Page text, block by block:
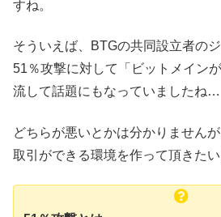
すね。
そういえば、BTGの共同設立者の
51％攻撃に対して「ビットメイン
流して話題にもなっていましたね…
どちらが悪いとかは分かりません
取引ができる環境を作って頂きたい